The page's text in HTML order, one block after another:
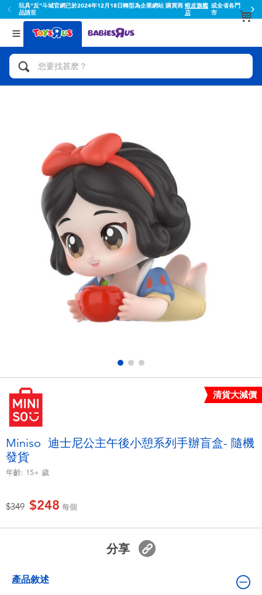
玩具"反"斗城官網已於2024年12月18日轉型為企業網站 購買商
品請至
蝦皮旗艦
店
或全省各門
市
返回
分類目錄
人氣英雄,角色扮演,射擊玩具
拼砌組合及樂高LEGO
玩具車,貨車,火車及遙控系列
手工藝,文具,蠟筆,泥膠,畫板
娃娃, 芭比,收藏公仔
電子玩具
遊戲及拼圖系列
毛毛公仔玩具
夏日
返回
品牌
Toy Story玩具總動員
Fuggler
Miniso名創優品
playpop
LEGO樂高
Barbie芭比
清貨大減價
Miniso 迪士尼公主午後小憩系列手辦盲盒- 隨機
發貨
年齡: 15+ 歲
價格從
$349至$248 每個
分享
產品敘述